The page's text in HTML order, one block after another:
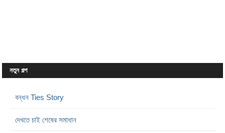
নতুন গল্প
বন্ধন Ties Story
দেখতে চাই শেষের সমাধান